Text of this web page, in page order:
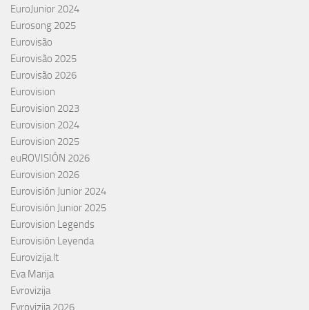
EuroJunior 2024
Eurosong 2025
Eurovisão
Eurovisão 2025
Eurovisão 2026
Eurovision
Eurovision 2023
Eurovision 2024
Eurovision 2025
euROVISIÓN 2026
Eurovision 2026
Eurovisión Junior 2024
Eurovisión Junior 2025
Eurovision Legends
Eurovisión Leyenda
Eurovizija.lt
Eva Marija
Evrovizija
Evrovizija 2026